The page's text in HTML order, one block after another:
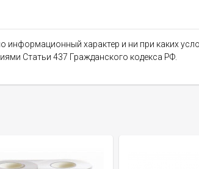
информационный характер и ни при каких
Статьи 437 Гражданского кодекса РФ.